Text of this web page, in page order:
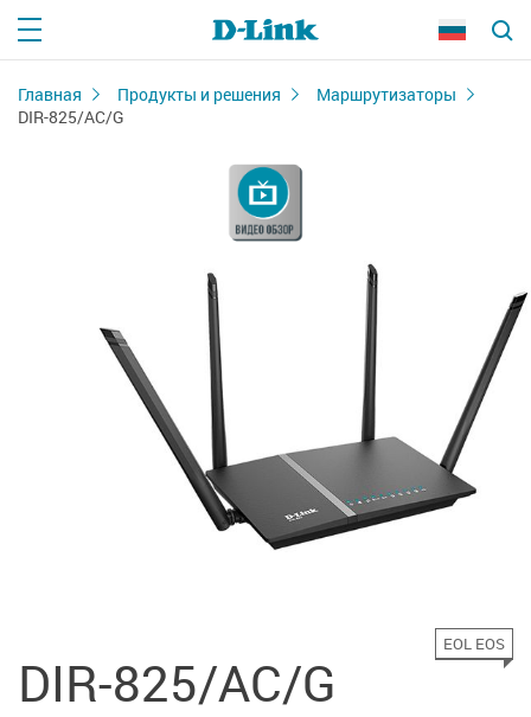
Главная Продукты и решения
Маршрутизаторы
DIR-825/AC/G
DIR-825/AC/G
EOL EOS